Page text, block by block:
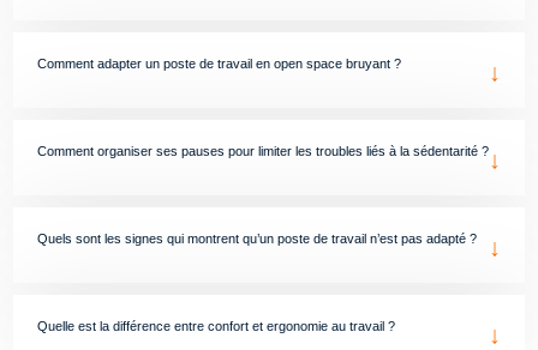
Comment adapter un poste de travail en open space bruyant ? ↓
Comment organiser ses pauses pour limiter les troubles liés à la sédentarité ?↓
Quels sont les signes qui montrent qu’un poste de travail n’est pas adapté ? ↓
Quelle est la différence entre confort et ergonomie au travail ? ↓